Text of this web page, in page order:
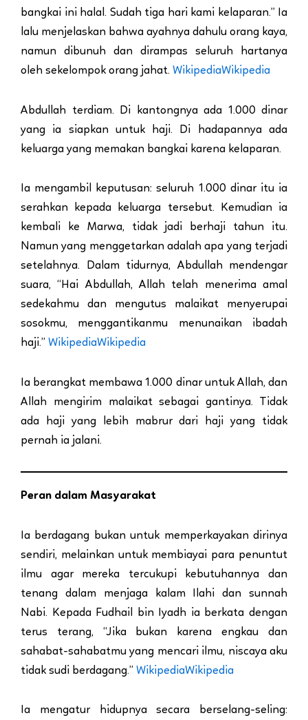
bangkai ini halal. Sudah tiga hari kami kelaparan.” Ia
lalu menjelaskan bahwa ayahnya dahulu orang kaya,
namun dibunuh dan dirampas seluruh hartanya
oleh sekelompok orang jahat. WikipediaWikipedia
Abdullah terdiam. Di kantongnya ada 1.000 dinar
yang ia siapkan untuk haji. Di hadapannya ada
keluarga yang memakan bangkai karena kelaparan.
Ia mengambil keputusan: seluruh 1.000 dinar itu ia
serahkan kepada keluarga tersebut. Kemudian ia
kembali ke Marwa, tidak jadi berhaji tahun itu.
Namun yang menggetarkan adalah apa yang terjadi
setelahnya. Dalam tidurnya, Abdullah mendengar
suara, “Hai Abdullah, Allah telah menerima amal
sedekahmu dan mengutus malaikat menyerupai
sosokmu, menggantikanmu menunaikan ibadah
haji.” WikipediaWikipedia
Ia berangkat membawa 1.000 dinar untuk Allah, dan
Allah mengirim malaikat sebagai gantinya. Tidak
ada haji yang lebih mabrur dari haji yang tidak
pernah ia jalani.
Peran dalam Masyarakat
Ia berdagang bukan untuk memperkayakan dirinya
sendiri, melainkan untuk membiayai para penuntut
ilmu agar mereka tercukupi kebutuhannya dan
tenang dalam menjaga kalam Ilahi dan sunnah
Nabi. Kepada Fudhail bin Iyadh ia berkata dengan
terus terang, “Jika bukan karena engkau dan
sahabat-sahabatmu yang mencari ilmu, niscaya aku
tidak sudi berdagang.” WikipediaWikipedia
Ia mengatur hidupnya secara berselang-seling: